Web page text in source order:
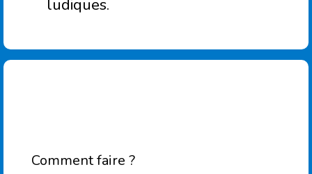
ludiques.
Comment faire ?